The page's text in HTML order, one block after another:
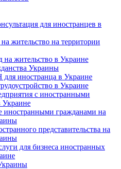
для иностранцев в
жительство на территории
жительство в Украине
Украины
иностранца в Украине
в Украине
с иностранными
Украине
иностранными гражданами на
представительства на
для бизнеса иностранных